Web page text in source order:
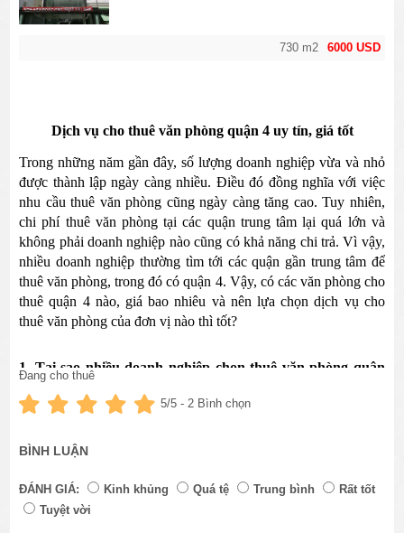
6000 USD
730 m2
Dịch vụ cho thuê văn phòng quận 4 uy tín, giá tốt
Trong những năm gần đây, số lượng doanh nghiệp vừa và nhỏ
được thành lập ngày càng nhiều. Điều đó đồng nghĩa với việc
nhu cầu thuê văn phòng cũng ngày càng tăng cao. Tuy nhiên,
chi phí thuê văn phòng tại các quận trung tâm lại quá lớn và
không phải doanh nghiệp nào cũng có khả năng chi trả. Vì vậy,
nhiều doanh nghiệp thường tìm tới các quận gần trung tâm để
thuê văn phòng, trong đó có quận 4. Vậy, có các văn phòng cho
thuê quận 4 nào, giá bao nhiêu và nên lựa chọn dịch vụ cho
thuê văn phòng của đơn vị nào thì tốt?
1. Tại sao nhiều doanh nghiệp chọn thuê văn phòng quận
Cách đây khoảng chục năm thì khi nghe đến khu vực quận 4
đen, những người lao động tay chân và sự nghèo khó, vất vả
cùng hàng loạt các tệ nạn xã hội khác.
Đang cho thuê
5/5 -2 Bình chọn
BÌNH LUẬN
ĐÁNH GIÁ: Kinh khủng Quá tệ Trung bình
Rất tốt
Tuyệt vời